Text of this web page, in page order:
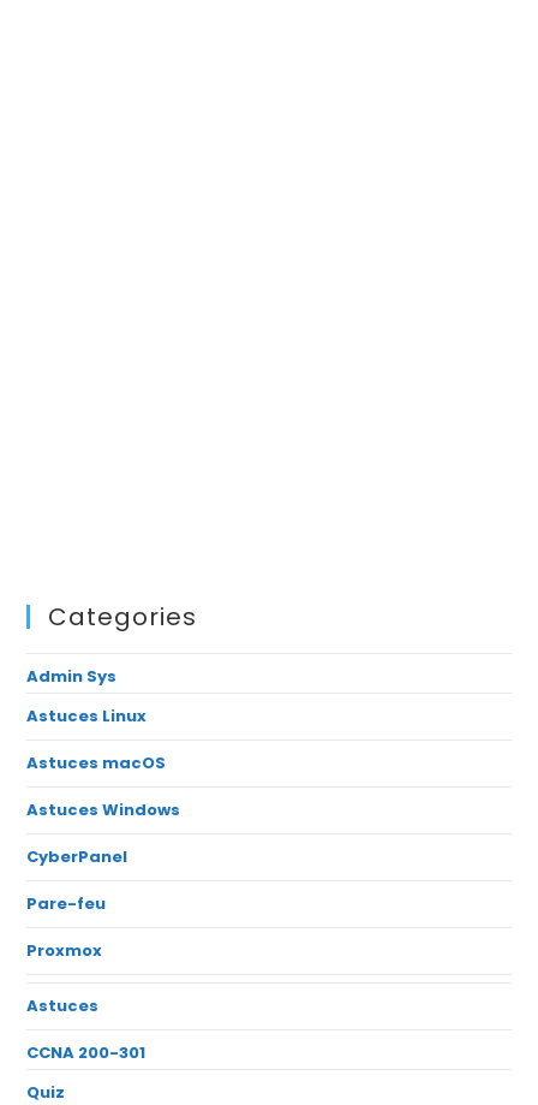
Categories
Admin Sys
Astuces Linux
Astuces macOS
Astuces Windows
CyberPanel
Pare-feu
Proxmox
Astuces
CCNA 200-301
Quiz